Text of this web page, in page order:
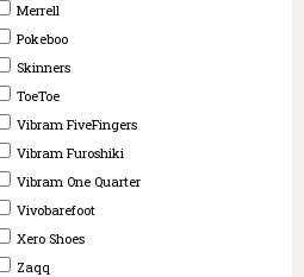
Merrell
Pokeboo
Skinners
ToeToe
Vibram FiveFingers
Vibram Furoshiki
Vibram One Quarter
Vivobarefoot
Xero Shoes
Zaqq